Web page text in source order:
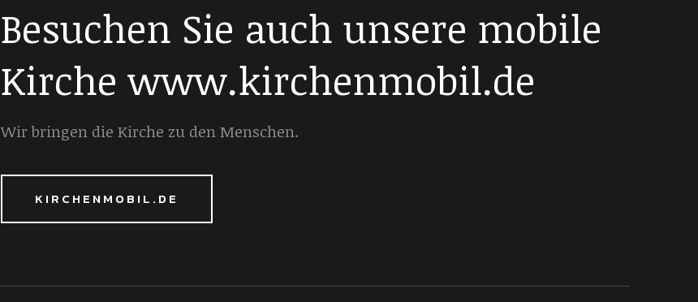
Besuchen Sie auch unsere mobile
Kirche www.kirchenmobil.de
Wir bringen die Kirche zu den Menschen.
KIRCHENMOBIL.DE